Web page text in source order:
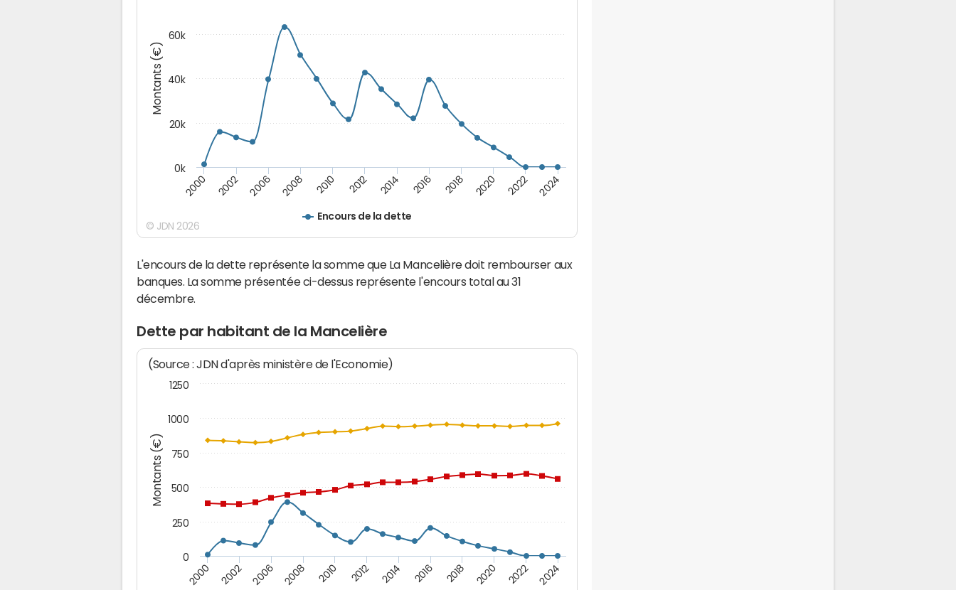
Montants (€)
Encours de la dette
2000 2002 2006 2008 2010 2012 2014 2016 2018 2020 2022 2024
0k
20k
40k
60k
© JDN 2026
L'encours de la dette représente la somme que La Mancelière doit rembourser aux
banques. La somme présentée ci-dessus représente l'encours total au 31
décembre.
Dette par habitant de la Mancelière
Montants (€)
(Source : JDN d'après ministère de l'Economie)
2000 2002 2006 2008 2010 2012 2014 2016 2018 2020 2022 2024
0
250
500
750
1000
1250